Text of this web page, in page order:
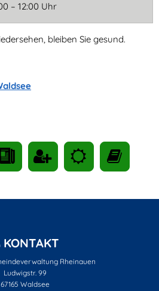
Uhr
bleiben Sie gesund.
KONTAKT
Rheinauen
Ludwigstr. 99
67165 Waldsee